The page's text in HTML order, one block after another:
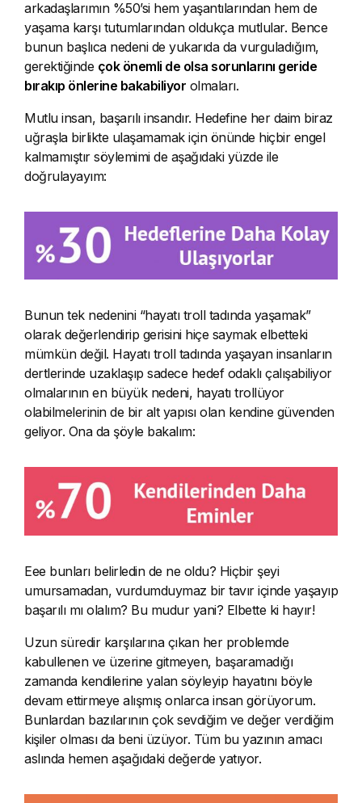
arkadaşlarımın %50’si hem yaşantılarından hem de
yaşama karşı tutumlarından oldukça mutlular. Bence
bunun başlıca nedeni de yukarıda da vurguladığım,
gerektiğinde çok önemli de olsa sorunlarını geride
bırakıp önlerine bakabiliyor olmaları.
Mutlu insan, başarılı insandır. Hedefine her daim biraz
uğraşla birlikte ulaşamamak için önünde hiçbir engel
kalmamıştır söylemimi de aşağıdaki yüzde ile
doğrulayayım:
Bunun tek nedenini “hayatı troll tadında yaşamak”
olarak değerlendirip gerisini hiçe saymak elbetteki
mümkün değil. Hayatı troll tadında yaşayan insanların
dertlerinde uzaklaşıp sadece hedef odaklı çalışabiliyor
olmalarının en büyük nedeni, hayatı trollüyor
olabilmelerinin de bir alt yapısı olan kendine güvenden
geliyor. Ona da şöyle bakalım:
Eee bunları belirledin de ne oldu? Hiçbir şeyi
umursamadan, vurdumduymaz bir tavır içinde yaşayıp
başarılı mı olalım? Bu mudur yani? Elbette ki hayır!
Uzun süredir karşılarına çıkan her problemde
kabullenen ve üzerine gitmeyen, başaramadığı
zamanda kendilerine yalan söyleyip hayatını böyle
devam ettirmeye alışmış onlarca insan görüyorum.
Bunlardan bazılarının çok sevdiğim ve değer verdiğim
kişiler olması da beni üzüyor. Tüm bu yazının amacı
aslında hemen aşağıdaki değerde yatıyor.